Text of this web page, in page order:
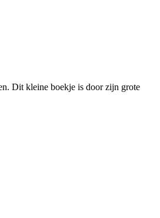
Dit kleine boekje is door zijn grote